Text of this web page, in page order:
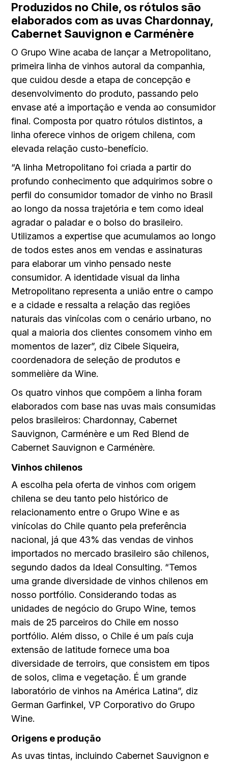
Produzidos no Chile, os rótulos são
elaborados com as uvas Chardonnay,
Cabernet Sauvignon e Carménère
O Grupo Wine acaba de lançar a Metropolitano,
primeira linha de vinhos autoral da companhia,
que cuidou desde a etapa de concepção e
desenvolvimento do produto, passando pelo
envase até a importação e venda ao consumidor
final. Composta por quatro rótulos distintos, a
linha oferece vinhos de origem chilena, com
elevada relação custo-benefício.
“A linha Metropolitano foi criada a partir do
profundo conhecimento que adquirimos sobre o
perfil do consumidor tomador de vinho no Brasil
ao longo da nossa trajetória e tem como ideal
agradar o paladar e o bolso do brasileiro.
Utilizamos a expertise que acumulamos ao longo
de todos estes anos em vendas e assinaturas
para elaborar um vinho pensado neste
consumidor. A identidade visual da linha
Metropolitano representa a união entre o campo
e a cidade e ressalta a relação das regiões
naturais das vinícolas com o cenário urbano, no
qual a maioria dos clientes consomem vinho em
momentos de lazer”, diz Cibele Siqueira,
coordenadora de seleção de produtos e
sommelière da Wine.
Os quatro vinhos que compõem a linha foram
elaborados com base nas uvas mais consumidas
pelos brasileiros: Chardonnay, Cabernet
Sauvignon, Carménère e um Red Blend de
Cabernet Sauvignon e Carménère.
Vinhos chilenos
A escolha pela oferta de vinhos com origem
chilena se deu tanto pelo histórico de
relacionamento entre o Grupo Wine e as
vinícolas do Chile quanto pela preferência
nacional, já que 43% das vendas de vinhos
importados no mercado brasileiro são chilenos,
segundo dados da Ideal Consulting. “Temos
uma grande diversidade de vinhos chilenos em
nosso portfólio. Considerando todas as
unidades de negócio do Grupo Wine, temos
mais de 25 parceiros do Chile em nosso
portfólio. Além disso, o Chile é um país cuja
extensão de latitude fornece uma boa
diversidade de terroirs, que consistem em tipos
de solos, clima e vegetação. É um grande
laboratório de vinhos na América Latina”, diz
German Garfinkel, VP Corporativo do Grupo
Wine.
Origens e produção
As uvas tintas, incluindo Cabernet Sauvignon e